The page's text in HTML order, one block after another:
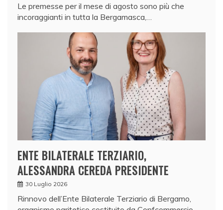
Le premesse per il mese di agosto sono più che
incoraggianti in tutta la Bergamasca,…
ENTE BILATERALE TERZIARIO,
ALESSANDRA CEREDA PRESIDENTE
30 Luglio 2026
Rinnovo dell’Ente Bilaterale Terziario di Bergamo,